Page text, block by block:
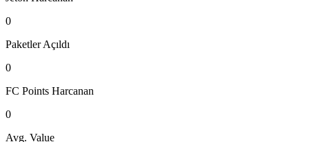
0
Paketler Açıldı
0
FC Points Harcanan
0
Avg. Value